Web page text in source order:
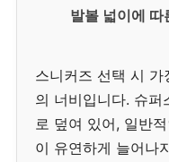
발볼 넓이에
스니커즈 선택 시
의 너비입니다. 슈
로 덮여 있어, 일반
이 유연하게 늘어나